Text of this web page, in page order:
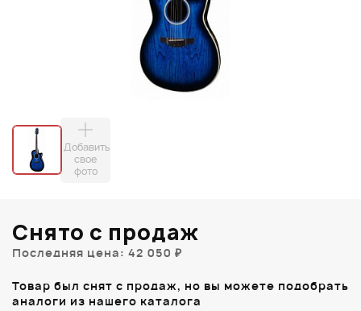
Добавить
свое
фото
Снято с продаж
Последняя цена: 42 050 ₽
Товар был снят с продаж, но вы можете подобрать
аналоги из нашего каталога